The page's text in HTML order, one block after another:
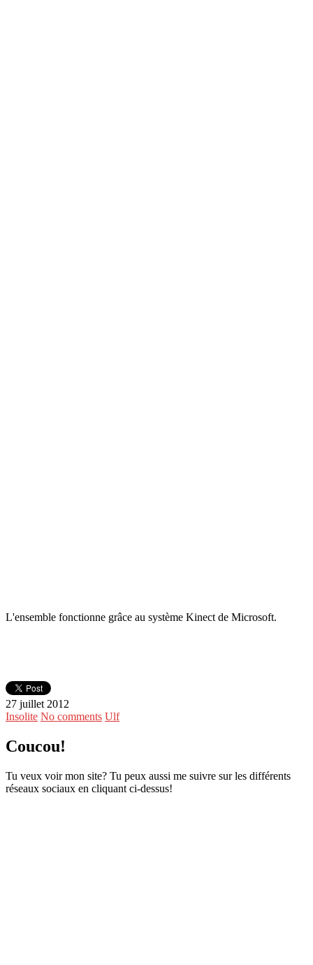
L'ensemble fonctionne grâce au système Kinect de Microsoft.
27 juillet 2012
Insolite No comments Ulf
Coucou!
Tu veux voir mon site? Tu peux aussi me suivre sur les différents
réseaux sociaux en cliquant ci-dessus!